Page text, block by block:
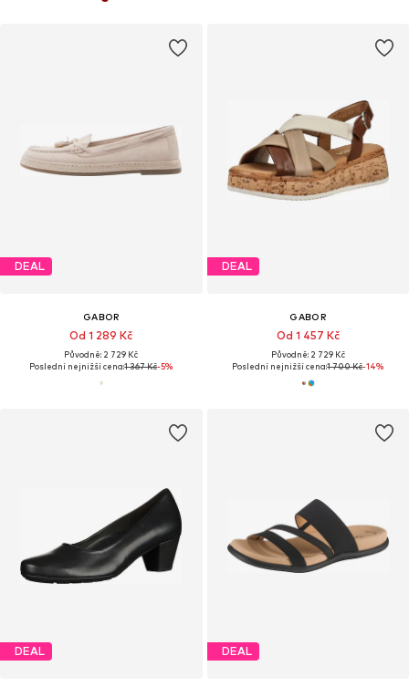
DEAL
GABOR
Od 1 289 Kč
Původně: 2 729 Kč
Poslední nejnižší cena:1 367 Kč-5%
DEAL
GABOR
Od 1 457 Kč
Původně: 2 729 Kč
Poslední nejnižší cena:1 700 Kč-14%
DEAL DEAL